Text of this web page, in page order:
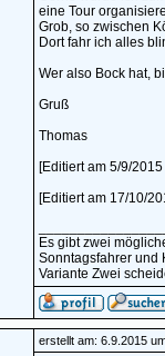
eine Tour
Grob, so zwischen
Dort fahr ich alles
Wer also Bock hat,
Gruß
Thomas
[Editiert am 5/9/
[Editiert am 17/10/
Es gibt zwei
Sonntagsfahrer und
Variante Zwei
erstellt am: 6.9.2015